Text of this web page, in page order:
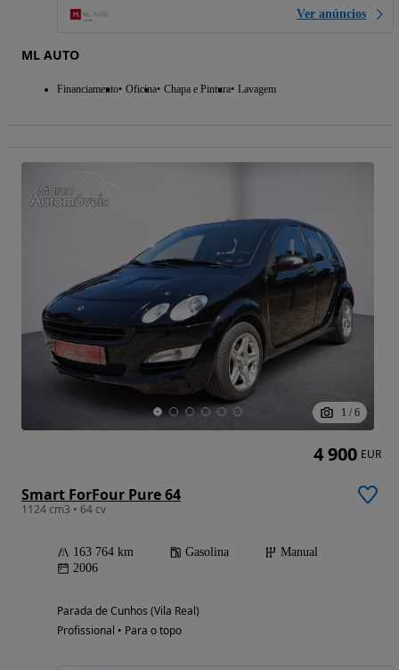
Ver anúncios
ML AUTO
Financiamento Oficina Chapa e Pintura Lavagem
1 / 6
Smart ForFour Pure 64
1124 cm3 • 64 cv
163 764 km Gasolina
Manual
2006
Parada de Cunhos (Vila Real)
Profissional • Para o topo
4 900 EUR